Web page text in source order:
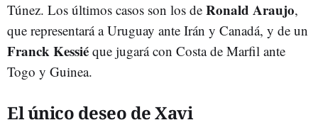
Túnez. Los últimos casos son los de Ronald Araujo,
que representará a Uruguay ante Irán y Canadá, y de un
Franck Kessié que jugará con Costa de Marfil ante
Togo y Guinea.
El único deseo de Xavi